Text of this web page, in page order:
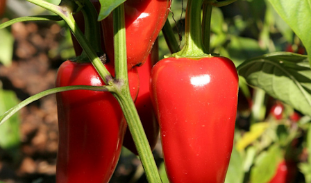
SÅORDBOGEN
MIN PROFIL
MINE FAVORITTER
MINE BEDE
MINE AFGRØDER
MINE BEDPLANER
BEREGN BEDPLAN